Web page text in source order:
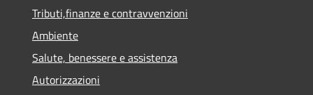
Tributi,finanze e contravvenzioni
Ambiente
Salute, benessere e assistenza
Autorizzazioni